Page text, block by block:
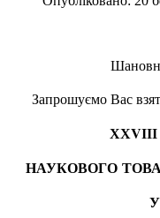
Запрошуємо Вас
ХХV
НАУКОВОГО